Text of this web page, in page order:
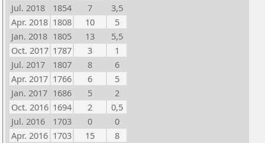
Jul. 2018
1854 7
3,5
Apr. 2018 1808 10
5
Jan. 2018 1805 13
5,5
Oct. 2017 1787 3
1
Jul. 2017
1807 8
6
Apr. 2017 1766 6
5
Jan. 2017 1686 5
2
Oct. 2016 1694 2
0,5
Jul. 2016
1703 0
0
Apr. 2016 1703 15
8